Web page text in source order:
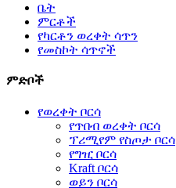
ቤት
ምርቶች
የካርቶን ወረቀት ሳጥን
የመስኮት ሳጥኖች
ምድቦች
የወረቀት ቦርሳ
የጥበብ ወረቀት ቦርሳ
ፕሪሚየም የስጦታ ቦርሳ
የግዢ ቦርሳ
Kraft ቦርሳ
ወይን ቦርሳ